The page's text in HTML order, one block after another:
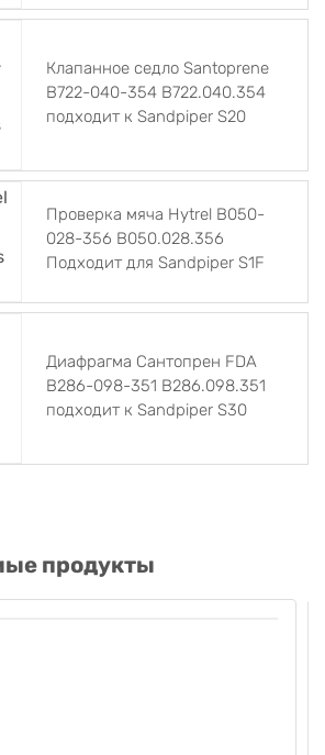
Клапанное седло Santoprene
B722-040-354 B722.040.354
подходит к Sandpiper S20
Проверка мяча Hytrel B050-
028-356 B050.028.356
Подходит для Sandpiper S1F
Диафрагма Сантопрен FDA
B286-098-351 B286.098.351
подходит к Sandpiper S30
продукты